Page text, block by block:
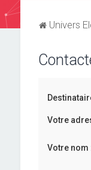
Univers
Votre
Votre nom